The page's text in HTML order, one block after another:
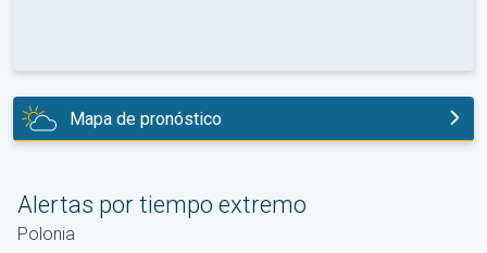
Mapa de pronóstico
Alertas por tiempo extremo
Polonia